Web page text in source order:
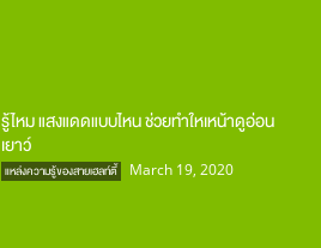
รู้ไหม แสงแดดแบบไหน ช่วยทำใหเหน้าดูอ่อน
เยาว์
แหล่งความรู้ของสายเฮลท์ตี้ March 19, 2020